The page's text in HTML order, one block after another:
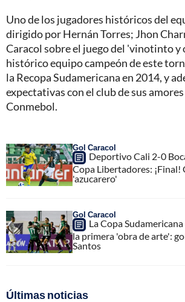
Uno de los jugadores históricos del
dirigido por Hernán Torres; Jhon
Caracol sobre el juego del 'vinotinto y
histórico equipo campeón de este
la Recopa Sudamericana en 2014, y
expectativas con el club de sus
Conmebol.
Gol Caracol
Deportivo Cali 2-0
Copa Libertadores:
'azucarero'
Gol Caracol
La Copa
la primera 'obra de arte':
Santos
Últimas noticias